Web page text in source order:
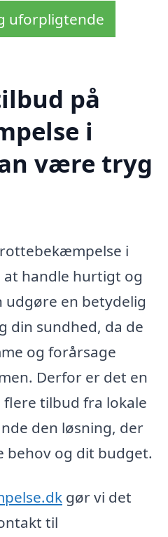
uforpligtende
på
i
være tryg
i
handle hurtigt og
en betydelig
din sundhed, da de
og forårsage
Derfor er det en
tilbud fra lokale
den løsning, der
behov og dit budget.
gør vi det
til